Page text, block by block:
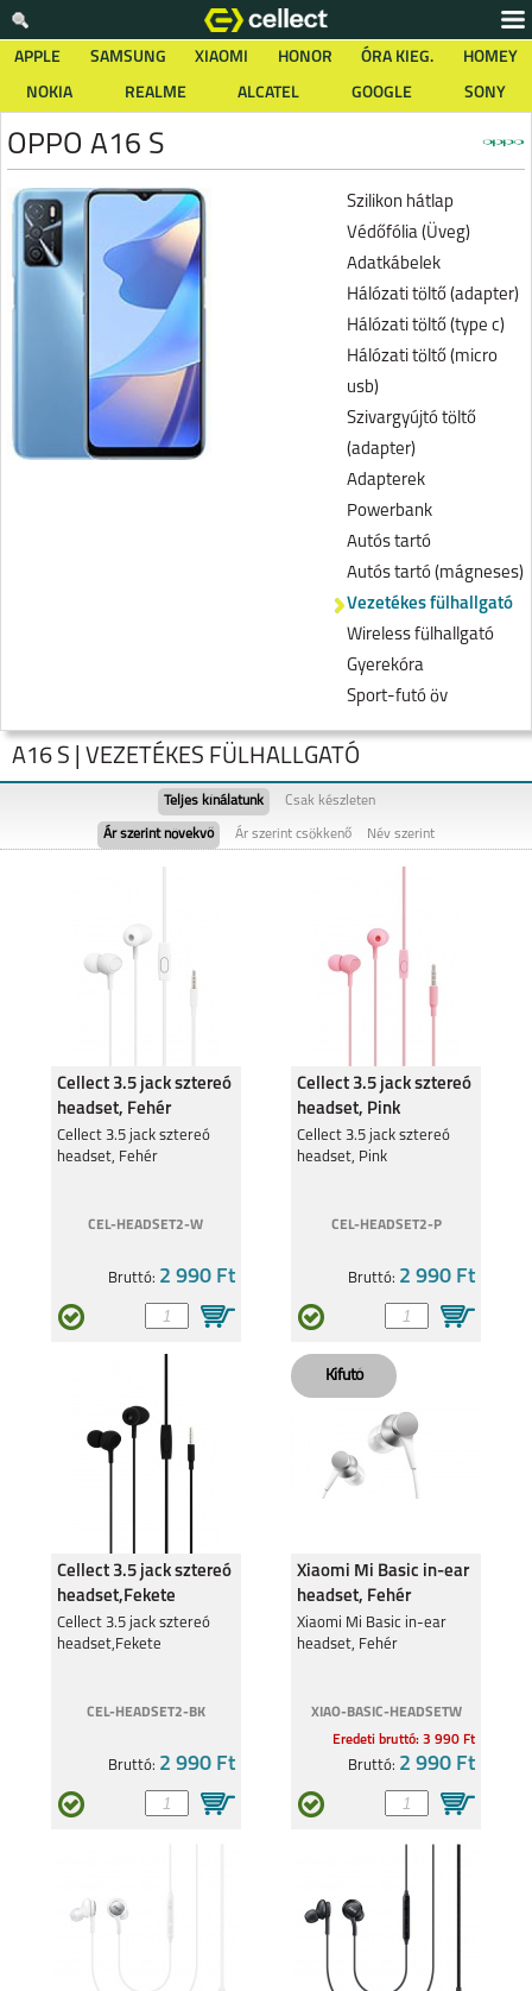
APPLE SAMSUNG XIAOMI HONOR ÓRA KIEG.
HOMEY
NOKIA
REALME ALCATEL GOOGLE SONY
OPPO A16 S
Szilikon hátlap
Védőfólia (Üveg)
Adatkábelek
Hálózati töltő (adapter)
Hálózati töltő (type c)
Hálózati töltő (micro
usb)
Szivargyújtó töltő
(adapter)
Adapterek
Powerbank
Autós tartó
Autós tartó (mágneses)
Vezetékes fülhallgató
Wireless fülhallgató
Gyerekóra
Sport-futó öv
A16 S RENO 5 5G
RENO 5Z 5G
A16 S | VEZETÉKES FÜLHALLGATÓ
Teljes kínálatunk Csak készleten
Ár szerint növekvő Ár szerint csökkenő Név szerint
Cellect 3.5 jack sztereó
headset, Fehér
Cellect 3.5 jack sztereó
headset, Fehér
CEL-HEADSET2-W
Bruttó: 2 990 Ft
Cellect 3.5 jack sztereó
headset, Pink
Cellect 3.5 jack sztereó
headset, Pink
CEL-HEADSET2-P
Bruttó: 2 990 Ft
Cellect 3.5 jack sztereó
headset,Fekete
Cellect 3.5 jack sztereó
headset,Fekete
CEL-HEADSET2-BK
Bruttó: 2 990 Ft
Xiaomi Mi Basic in-ear
headset, Fehér
Xiaomi Mi Basic in-ear
headset, Fehér
XIAO-BASIC-HEADSETW
Eredeti bruttó: 3 990 Ft
Bruttó: 2 990 Ft